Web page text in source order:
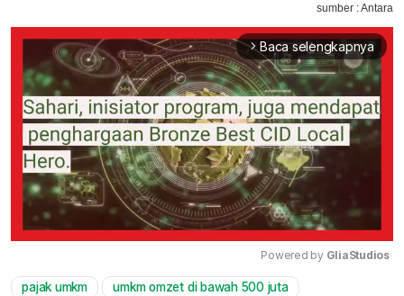
sumber : Antara
arrow_forward_ios Baca selengkapnya
Powered by GliaStudios
pajak umkm umkm omzet di bawah 500 juta